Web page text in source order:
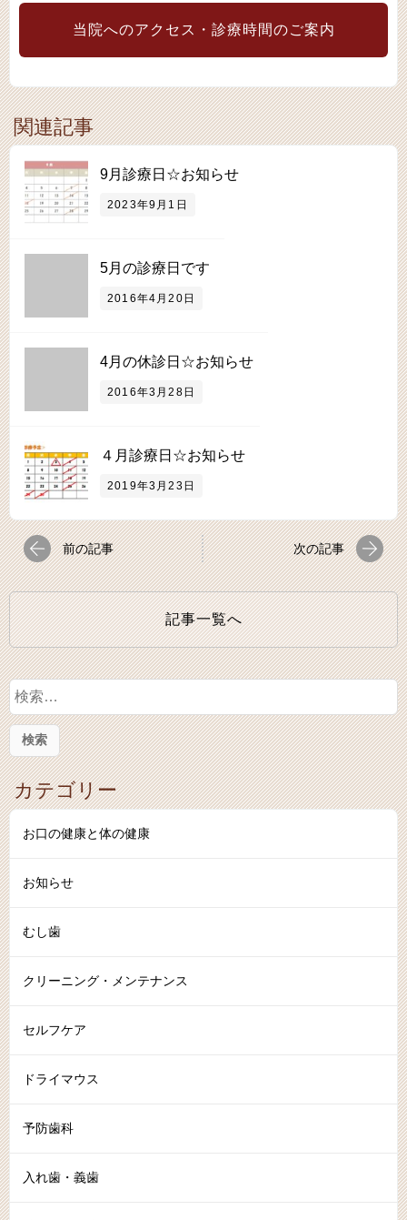
当院へのアクセス・診療時間のご案内
関連記事
9月診療日☆お知らせ
2023年9月1日
5月の診療日です
2016年4月20日
4月の休診日☆お知らせ
2016年3月28日
４月診療日☆お知らせ
2019年3月23日
前の記事 次の記事
記事一覧へ
検
索
:
カテゴリー
お口の健康と体の健康
お知らせ
むし歯
クリーニング・メンテナンス
セルフケア
ドライマウス
予防歯科
入れ歯・義歯